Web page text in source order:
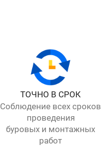
ТОЧНО В СРОК
Соблюдение всех сроков
проведения
буровых и монтажных
работ